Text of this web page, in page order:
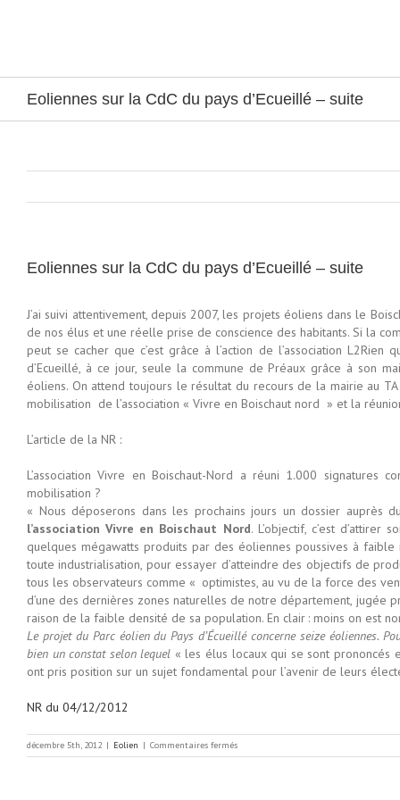
Eoliennes sur la CdC du pays d’Ecueillé – suite
Eoliennes sur la CdC du pays d’Ecueillé – suite
J’ai suivi attentivement, depuis 2007, les projets éoliens dans le
de nos élus et une réelle prise de conscience des habitants. Si la
peut se cacher que c’est grâce à l’action de l’association
d’Ecueillé, à ce jour, seule la commune de Préaux grâce à son
éoliens. On attend toujours le résultat du recours de la mairie au
mobilisation de l’association « Vivre en Boischaut nord » et la
L’article de la NR :
L’association Vivre en Boischaut-Nord a réuni 1.000
mobilisation ?
« Nous déposerons dans les prochains jours un dossier auprès
l’association Vivre en Boischaut Nord. L’objectif, c’est
quelques mégawatts produits par des éoliennes poussives à
toute industrialisation, pour essayer d’atteindre des objectifs de
tous les observateurs comme « optimistes, au vu de la force des
d’une des dernières zones naturelles de notre département, jugée
raison de la faible densité de sa population. En clair : moins on est
Le projet du Parc éolien du Pays d’Écueillé concerne seize éoliennes.
bien un constat selon lequel « les élus locaux qui se sont prononcés
ont pris position sur un sujet fondamental pour l’avenir de leurs
NR du 04/12/2012
décembre 5th, 2012 | Eolien | Commentaires ferméssur
Eoliennes